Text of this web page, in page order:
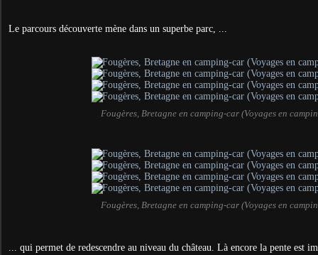
Le parcours découverte mène dans un superbe parc, ...
Fougères, Bretagne en camping-car (Voyages en
Fougères, Bretagne en camping-car (Voyages en
... qui permet de redescendre au niveau du château. Là encore la pente est